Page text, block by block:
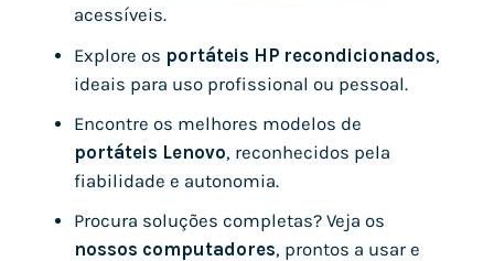
acessíveis.
Explore os portáteis HP recondicionados,
ideais para uso profissional ou pessoal.
Encontre os melhores modelos de
portáteis Lenovo, reconhecidos pela
fiabilidade e autonomia.
Procura soluções completas? Veja os
nossos computadores, prontos a usar e